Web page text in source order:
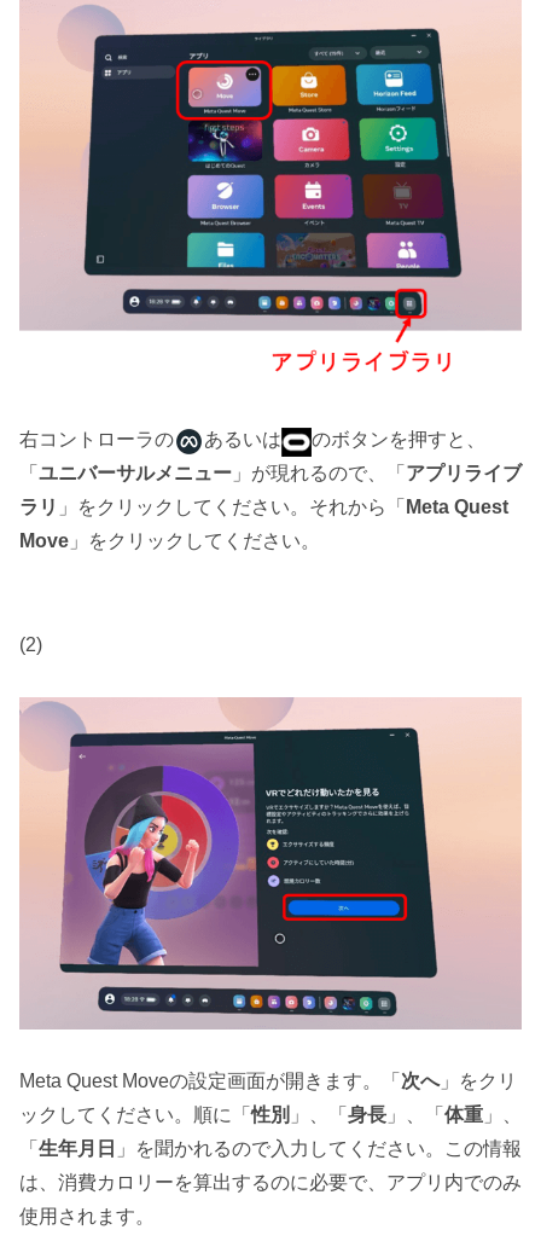
右コントローラの あるいは
のボタンを押すと、
「 ユニバーサルメニュー 」が現れるので、「 アプリライブ
ラリ 」をクリックしてください。それから「 Meta Quest
Move 」をクリックしてください。
(2)
Meta Quest Moveの設定画面が開きます。「 次へ」をクリ
ックしてください。順に「性別 」、「 身長 」、「 体重 」、
「 生年月日 」を聞かれるので入力してください。この情報
は、消費カロリーを算出するのに必要で、アプリ内でのみ
使用されます。